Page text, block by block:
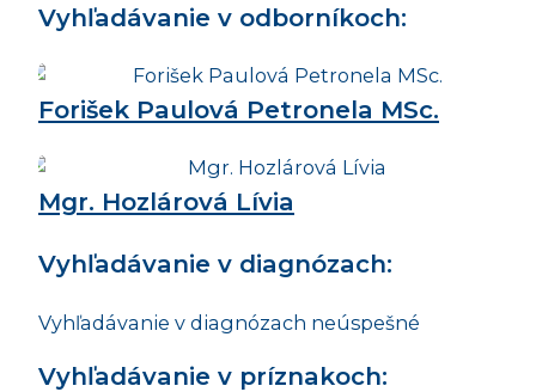
Vyhľadávanie v odborníkoch:
Forišek Paulová Petronela MSc.
Mgr. Hozlárová Lívia
Vyhľadávanie v diagnózach:
Vyhľadávanie v diagnózach neúspešné
Vyhľadávanie v príznakoch: